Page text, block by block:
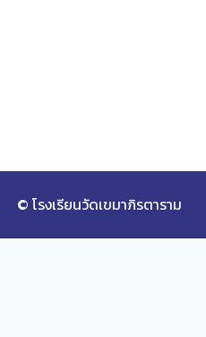
© โรงเรียนวัดเขมาภิรตาราม